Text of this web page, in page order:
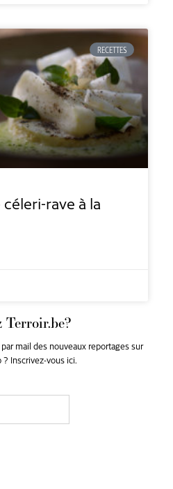
RECETTES
rave à la
Terroir.be?
mail des nouveaux reportages sur
Inscrivez-vous ici.